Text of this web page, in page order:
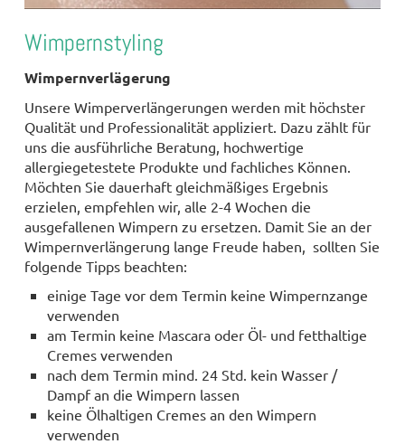
Wimpernstyling
Wimpernverlägerung
Unsere Wimperverlängerungen werden mit höchster
Qualität und Professionalität appliziert. Dazu zählt für
uns die ausführliche Beratung, hochwertige
allergiegetestete Produkte und fachliches Können.
Möchten Sie dauerhaft gleichmäßiges Ergebnis
erzielen, empfehlen wir, alle 2-4 Wochen die
ausgefallenen Wimpern zu ersetzen. Damit Sie an der
Wimpernverlängerung lange Freude haben, sollten Sie
folgende Tipps beachten:
einige Tage vor dem Termin keine Wimpernzange
verwenden
am Termin keine Mascara oder Öl- und fetthaltige
Cremes verwenden
nach dem Termin mind. 24 Std. kein Wasser /
Dampf an die Wimpern lassen
keine Ölhaltigen Cremes an den Wimpern
verwenden